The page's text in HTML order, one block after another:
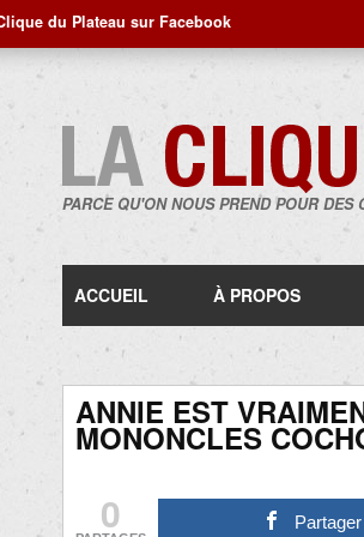
du Plateau sur Facebook
PARCE QU'ON NOUS PREND POUR DES
ACCUEIL À PROPOS
ANNIE EST
MONONCLES
0 Partager